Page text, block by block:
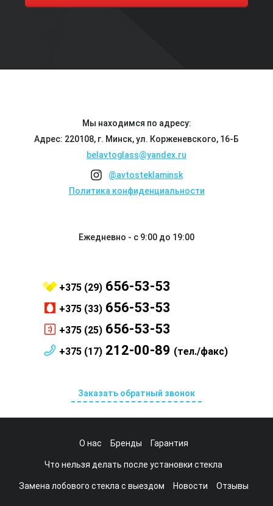
Мы находимся по адресу:
Адрес: 220108, г. Минск, ул. Корженевского, 16-Б
belavtoglass@yandex.ru
@avtosteklaminsk
Политика конфиденциальности
Ежедневно - с 9:00 до 19:00
+375 (29) 656-53-53
+375 (33) 656-53-53
+375 (25) 656-53-53
+375 (17) 212-00-89 (тел./факс)
Заказать обратный звонок
О нас Бренды Гарантия
Что нельзя делать после установки стекла
Замена лобового стекла с выездом Новости Отзывы